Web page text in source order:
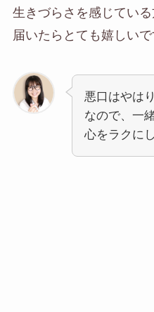
生きづらさを感じている
届いたらとても嬉しいで
悪口はやは
なので、一
心をラクに